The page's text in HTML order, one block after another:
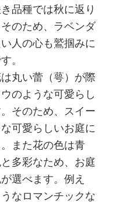
品種では秋に返り
のため、ラベンダ
人の心も鷲掴みに
。
は丸い蕾（萼）が際
のような可愛らし
そのため、スイー
可愛らしいお庭に
また花の色は青
多彩なため、お庭
選べます。例え
なロマンチックな